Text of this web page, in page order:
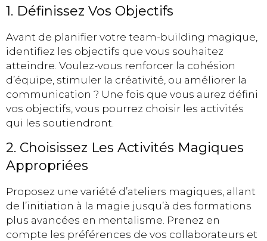
1. Définissez Vos Objectifs
Avant de planifier votre team-building magique,
identifiez les objectifs que vous souhaitez
atteindre. Voulez-vous renforcer la cohésion
d’équipe, stimuler la créativité, ou améliorer la
communication ? Une fois que vous aurez défini
vos objectifs, vous pourrez choisir les activités
qui les soutiendront.
2. Choisissez Les Activités Magiques
Appropriées
Proposez une variété d’ateliers magiques, allant
de l’initiation à la magie jusqu’à des formations
plus avancées en mentalisme. Prenez en
compte les préférences de vos collaborateurs et